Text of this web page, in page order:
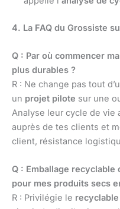
4. La FAQ du Grossiste
Q : Par où commencer
plus durables ?
R : Ne change pas tout
un projet pilote sur une
Analyse leur cycle de vie
auprès de tes clients et
client, résistance
Q : Emballage
pour mes produits secs
R : Privilégie le recyclable